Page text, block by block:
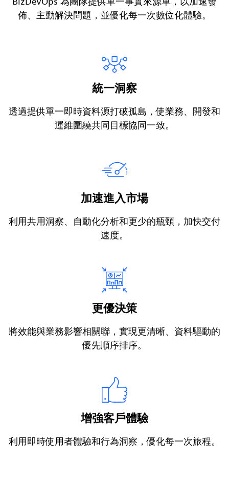
佈、主動解決問題，並優化每一次數位化體驗。
統一洞察
透過提供單一即時資料源打破孤島，使業務、開發和
運維圍繞共同目標協同一致。
加速進入市場
利用共用洞察、自動化分析和更少的瓶頸，加快交付
速度。
更優決策
將效能與業務影響相關聯，實現更清晰、資料驅動的
優先順序排序。
增強客戶體驗
利用即時使用者體驗和行為洞察，優化每一次旅程。